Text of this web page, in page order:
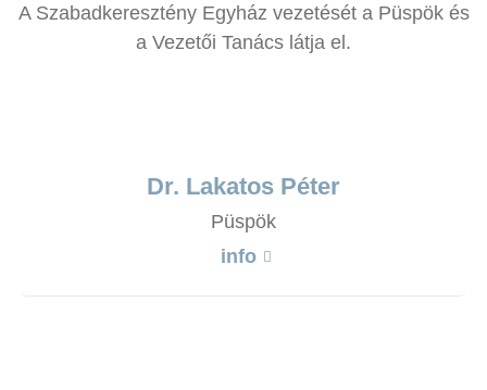
A Szabadkeresztény Egyház vezetését a Püspök és
a Vezetői Tanács látja el.
Dr. Lakatos Péter
Püspök
info